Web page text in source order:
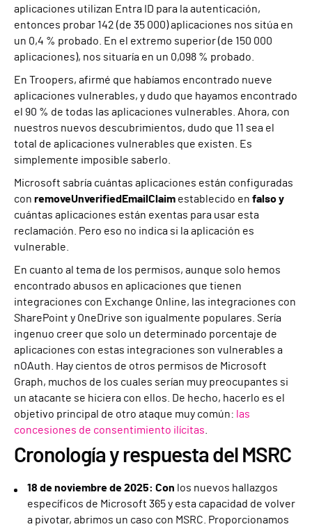
aplicaciones utilizan Entra ID para la autenticación,
entonces probar 142 (de 35 000) aplicaciones nos sitúa en
un 0,4 % probado. En el extremo superior (de 150 000
aplicaciones), nos situaría en un 0,098 % probado.
En Troopers, afirmé que habíamos encontrado nueve
aplicaciones vulnerables, y dudo que hayamos encontrado
el 90 % de todas las aplicaciones vulnerables. Ahora, con
nuestros nuevos descubrimientos, dudo que 11 sea el
total de aplicaciones vulnerables que existen. Es
simplemente imposible saberlo.
Microsoft sabría cuántas aplicaciones están configuradas
con removeUnverifiedEmailClaim establecido en falso y
cuántas aplicaciones están exentas para usar esta
reclamación. Pero eso no indica si la aplicación es
vulnerable.
En cuanto al tema de los permisos, aunque solo hemos
encontrado abusos en aplicaciones que tienen
integraciones con Exchange Online, las integraciones con
SharePoint y OneDrive son igualmente populares. Sería
ingenuo creer que solo un determinado porcentaje de
aplicaciones con estas integraciones son vulnerables a
nOAuth. Hay cientos de otros permisos de Microsoft
Graph, muchos de los cuales serían muy preocupantes si
un atacante se hiciera con ellos. De hecho, hacerlo es el
objetivo principal de otro ataque muy común: las
concesiones de consentimiento ilícitas.
Cronología y respuesta del MSRC
18 de noviembre de 2025: Con los nuevos hallazgos
específicos de Microsoft 365 y esta capacidad de volver
a pivotar, abrimos un caso con MSRC. Proporcionamos